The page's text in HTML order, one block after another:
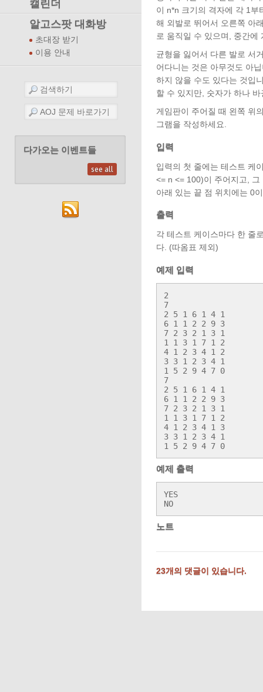
캘린더
알고스팟 대화방
초대장 받기
이용 안내
다가오는 이벤트들
see all
이 n*n 크기의 격자에 각 1
해 외발로 뛰어서 오른쪽 아
로 움직일 수 있으며, 중간에
균형을 잃어서 다른 발로 서
어다니는 것은 아무것도 아
하지 않을 수도 있다는 것입
할 수 있지만, 숫자가 하나
게임판이 주어질 때 왼쪽 위
그램을 작성하세요.
입력
입력의 첫 줄에는 테스트 케
<= n <= 100)이 주어지고,
아래 있는 끝 점 위치에는 0
출력
각 테스트 케이스마다 한 줄
다. (따옴표 제외)
예제 입력
2
7
2 5 1 6 1 4 1
6 1 1 2 2 9 3
7 2 3 2 1 3 1
1 1 3 1 7 1 2
4 1 2 3 4 1 2
3 3 1 2 3 4 1
1 5 2 9 4 7 0
7
2 5 1 6 1 4 1
6 1 1 2 2 9 3
7 2 3 2 1 3 1
1 1 3 1 7 1 2
4 1 2 3 4 1 3
3 3 1 2 3 4 1
1 5 2 9 4 7 0
예제 출력
YES
NO
노트
23개의 댓글이 있습니다.